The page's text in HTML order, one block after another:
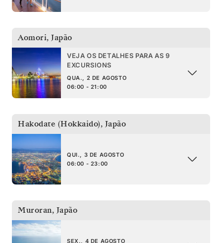
Aomori, Japão
VEJA OS DETALHES PARA AS 9
EXCURSIONS
QUA., 2 DE AGOSTO
06:00 - 21:00
Hakodate (Hokkaido), Japão
QUI., 3 DE AGOSTO
06:00 - 23:00
Muroran, Japão
SEX., 4 DE AGOSTO